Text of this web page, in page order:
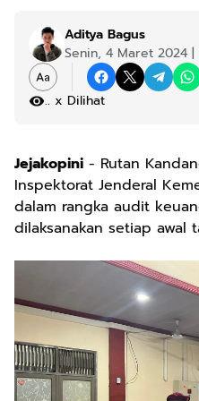
Aditya Bagus
Senin, 4 Maret 2024 |
.x Dilihat
Jejakopini - Rutan
Inspektorat Jenderal
dalam rangka audit
dilaksanakan setiap awal